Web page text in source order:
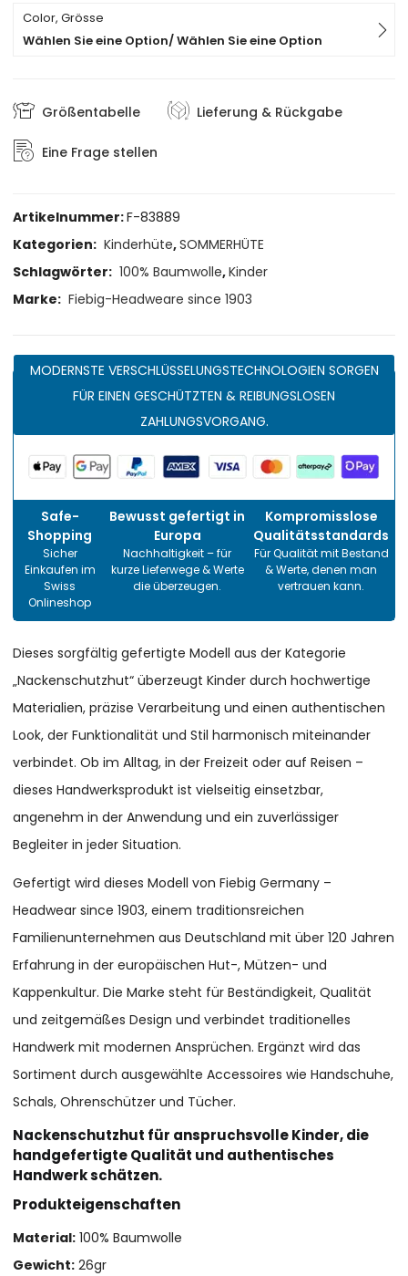
Color, Grösse
Wählen Sie eine Option/ Wählen Sie eine Option
Größentabelle Lieferung & Rückgabe
Eine Frage stellen
Artikelnummer:F-83889
Kategorien: Kinderhüte,SOMMERHÜTE
Schlagwörter: 100% Baumwolle,Kinder
Marke: Fiebig-Headweare since 1903
MODERNSTE VERSCHLÜSSELUNGSTECHNOLOGIEN SORGEN
FÜR EINEN GESCHÜTZTEN & REIBUNGSLOSEN
ZAHLUNGSVORGANG.
Safe-
Shopping
Sicher
Einkaufen im
Swiss
Onlineshop
Bewusst gefertigt in
Europa
Nachhaltigkeit – für
kurze Lieferwege & Werte
die überzeugen.
Kompromisslose
Qualitätsstandards
Für Qualität mit Bestand
& Werte, denen man
vertrauen kann.
Dieses sorgfältig gefertigte Modell aus der Kategorie
„Nackenschutzhut“ überzeugt Kinder durch hochwertige
Materialien, präzise Verarbeitung und einen authentischen
Look, der Funktionalität und Stil harmonisch miteinander
verbindet. Ob im Alltag, in der Freizeit oder auf Reisen –
dieses Handwerksprodukt ist vielseitig einsetzbar,
angenehm in der Anwendung und ein zuverlässiger
Begleiter in jeder Situation.
Gefertigt wird dieses Modell von Fiebig Germany –
Headwear since 1903, einem traditionsreichen
Familienunternehmen aus Deutschland mit über 120 Jahren
Erfahrung in der europäischen Hut-, Mützen- und
Kappenkultur. Die Marke steht für Beständigkeit, Qualität
und zeitgemäßes Design und verbindet traditionelles
Handwerk mit modernen Ansprüchen. Ergänzt wird das
Sortiment durch ausgewählte Accessoires wie Handschuhe,
Schals, Ohrenschützer und Tücher.
Nackenschutzhut für anspruchsvolle Kinder, die
handgefertigte Qualität und authentisches
Handwerk schätzen.
Produkteigenschaften
Material: 100% Baumwolle
Gewicht: 26gr